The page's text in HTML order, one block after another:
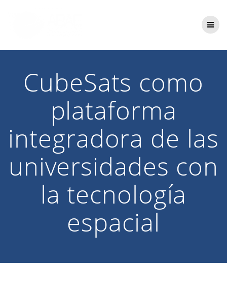
CubeSats como
plataforma
integradora de las
universidades con
la tecnología
espacial